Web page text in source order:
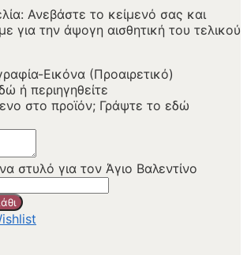
Ανεβάστε το κείμενό σας και
για την άψογη αισθητική του τελικού
Εικόνα (Προαιρετικό)
ή περιηγηθείτε
στο προϊόν; Γράψτε το εδώ
στυλό για τον Άγιο Βαλεντίνο